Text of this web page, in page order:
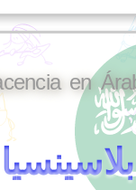
en
بلاسينسيا